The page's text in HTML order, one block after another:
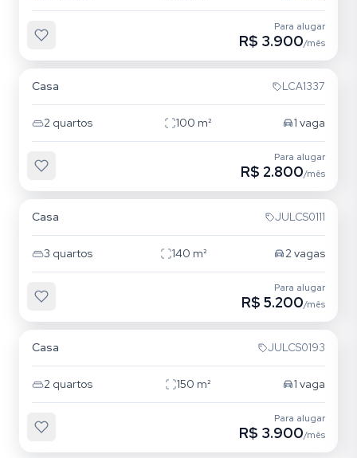
Para alugar
R$ 3.900/mês
Casa LCA1337
2 quartos 100 m² 1 vaga
Para alugar
R$ 2.800/mês
Casa JULCS0111
3 quartos 140 m² 2vagas
Para alugar
R$ 5.200/mês
Casa JULCS0193
2 quartos 150 m² 1 vaga
Para alugar
R$ 3.900/mês